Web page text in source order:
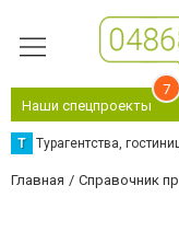
Наши спецпроекты
7
Т Турагентства,
Главная Справочник